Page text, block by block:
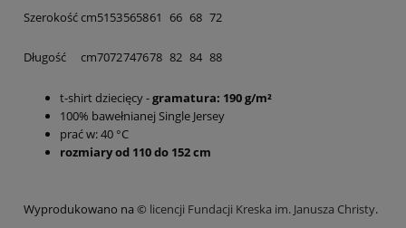
Szerokośćcm5153565861 66 68 72
Długość cm7072747678 82 84 88
t-shirt dziecięcy -gramatura: 190 g/m²
100% bawełnianej Single Jersey
prać w: 40 °C
rozmiary od 110 do 152 cm
Wyprodukowano na ©️ licencji Fundacji Kreska im. Janusza Christy.